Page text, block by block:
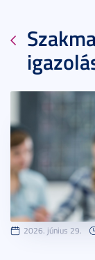
2026. június 29.